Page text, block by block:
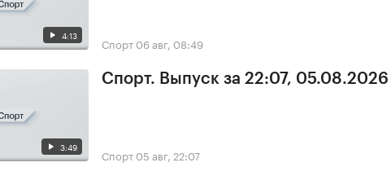
4:13 Спорт 06 авг, 08:49
3:49
Спорт. Выпуск за 22:07, 05.08.2026
Спорт 05 авг, 22:07